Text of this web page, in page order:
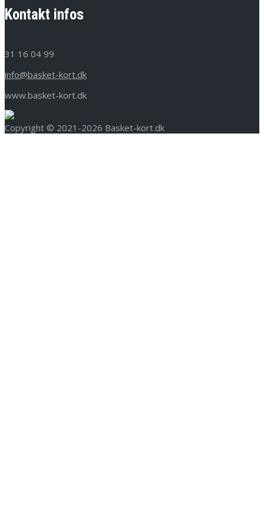
Kontakt infos
31 16 04 99
info@basket-kort.dk
www.basket-kort.dk
Copyright © 2021-2026 Basket-kort.dk